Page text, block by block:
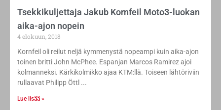
Tsekkikuljettaja Jakub Kornfeil Moto3-luokan
aika-ajon nopein
4 elokuun, 2018
Kornfeil oli reilut neljä kymmenystä nopeampi kuin aika-ajon
toinen britti John McPhee. Espanjan Marcos Ramirez ajoi
kolmanneksi. Kärkikolmikko ajaa KTM:llä. Toiseen lähtöriviin
rullaavat Philipp Öttl
Lue lisää »